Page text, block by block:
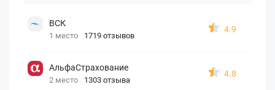
ВСК
1 место 1719 отзывов
4.9
АльфаСтрахование
2 место 1303 отзыва
4.8